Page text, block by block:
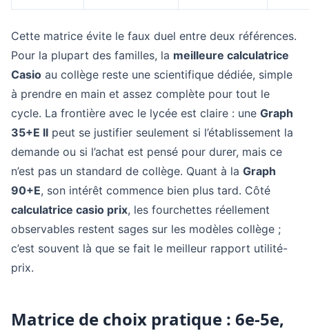
Cette matrice évite le faux duel entre deux références.
Pour la plupart des familles, la meilleure calculatrice
Casio au collège reste une scientifique dédiée, simple
à prendre en main et assez complète pour tout le
cycle. La frontière avec le lycée est claire : une Graph
35+E II peut se justifier seulement si l’établissement la
demande ou si l’achat est pensé pour durer, mais ce
n’est pas un standard de collège. Quant à la Graph
90+E, son intérêt commence bien plus tard. Côté
calculatrice casio prix, les fourchettes réellement
observables restent sages sur les modèles collège ;
c’est souvent là que se fait le meilleur rapport utilité-
prix.
Matrice de choix pratique : 6e-5e,